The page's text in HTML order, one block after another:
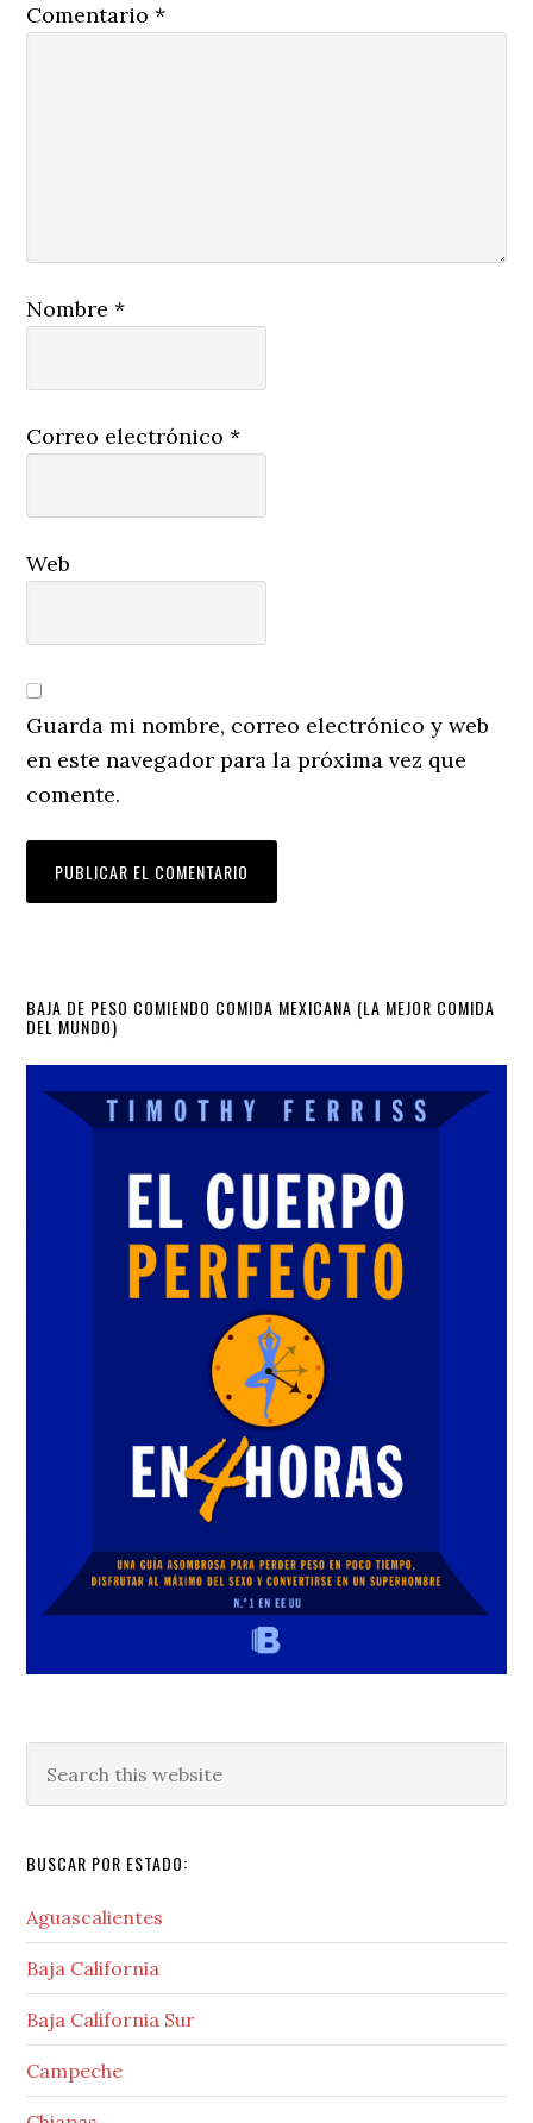
Comentario*
Nombre*
Correo electrónico*
Web
Guarda mi nombre, correo electrónico y web
en este navegador para la próxima vez que
comente.
Primary
Sidebar
BAJA DE PESO COMIENDO COMIDA MEXICANA (LA MEJOR COMIDA
DEL MUNDO)
this
BUSCAR POR ESTADO:
Aguascalientes
Baja California
Baja California Sur
Campeche